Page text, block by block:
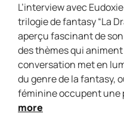
L’interview avec
trilogie de fantasy “La
aperçu fascinant de
des thèmes qui
conversation met en
du genre de la fantasy,
féminine occupent une
more